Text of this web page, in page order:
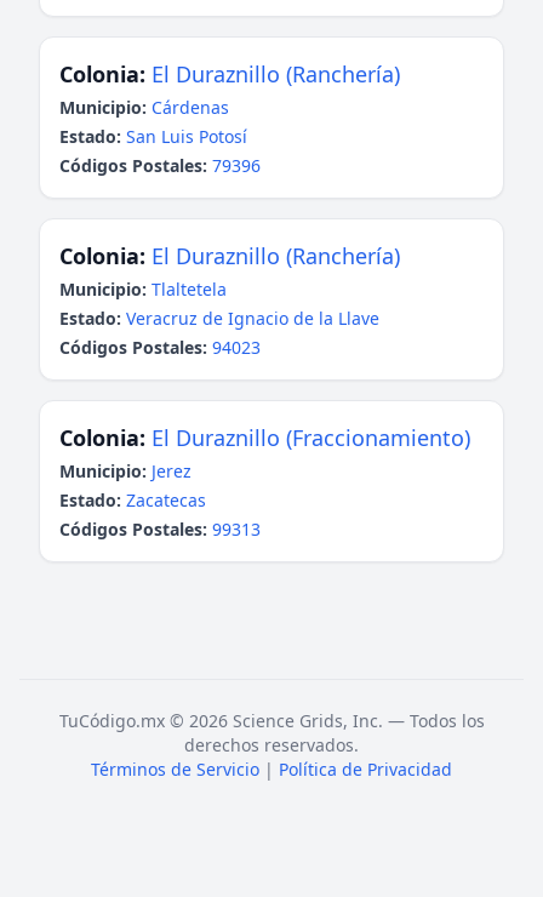
Colonia: El Duraznillo (Ranchería)
Municipio: Cárdenas
Estado: San Luis Potosí
Códigos Postales: 79396
Colonia: El Duraznillo (Ranchería)
Municipio: Tlaltetela
Estado: Veracruz de Ignacio de la Llave
Códigos Postales: 94023
Colonia: El Duraznillo (Fraccionamiento)
Municipio: Jerez
Estado: Zacatecas
Códigos Postales: 99313
TuCódigo.mx © 2026 Science Grids, Inc. — Todos los
derechos reservados.
Términos de Servicio | Política de Privacidad